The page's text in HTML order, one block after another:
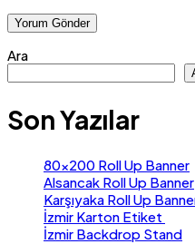
Ara
Son Yazılar
80×200 Roll Up Banner
Alsancak Roll Up Banner
Karşıyaka Roll Up
İzmir Karton Etiket
İzmir Backdrop Stand